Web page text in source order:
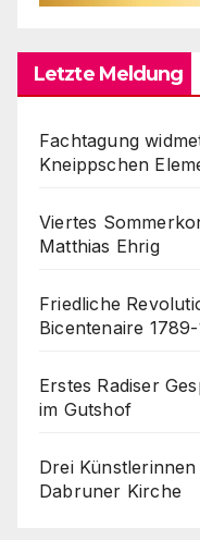
Letzte Meldung
Fachtagung
Kneippschen
Viertes
Matthias Ehrig
Friedliche
Bicentenaire
Erstes Radiser
im Gutshof
Drei
Dabruner Kirche